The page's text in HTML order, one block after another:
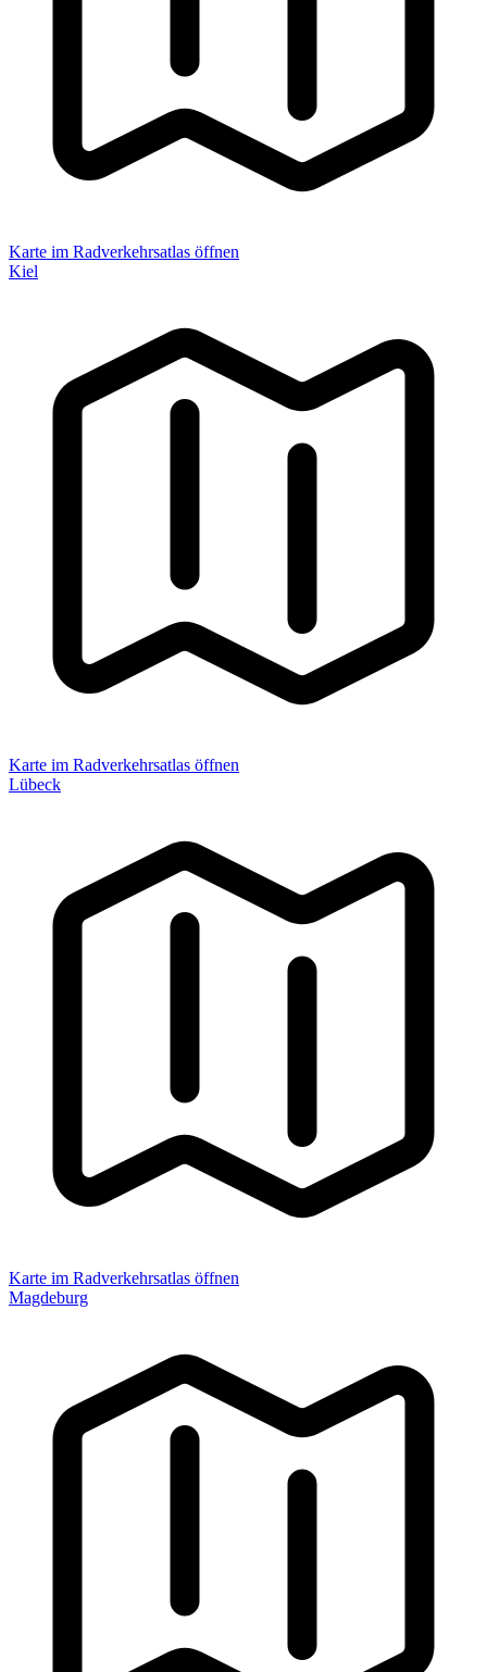
Karte im Radverkehrsatlas öffnen
Kiel
Karte im Radverkehrsatlas öffnen
Lübeck
Karte im Radverkehrsatlas öffnen
Magdeburg